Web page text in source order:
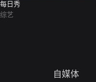
每日秀
综艺
自媒体